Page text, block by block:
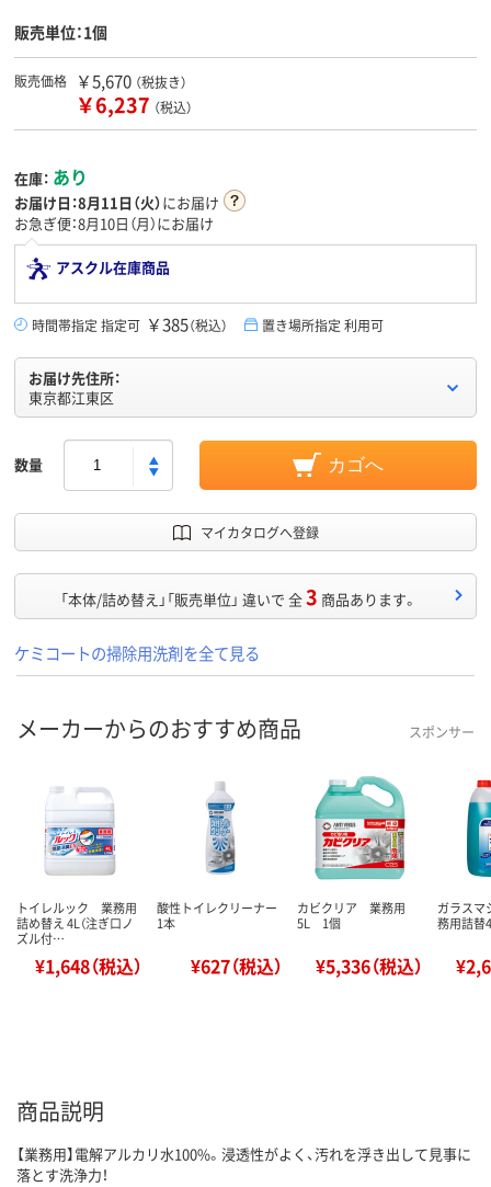
販売単位：1個
販売価格 ￥5,670 （税抜き）
￥6,237 （税込）
在庫： あり
お届け日：8月11日（火）にお届け
お急ぎ便：8月10日（月）にお届け
アスクル在庫商品
時間帯指定 指定可 ￥385（税込） 置き場所指定 利用可
お届け先住所：
東京都江東区
数量 カゴへ
マイカタログへ登録
「本体/詰め替え」「販売単位」 違いで 全3 商品あります。
ケミコートの掃除用洗剤を全て見る
メーカーからのおすすめ商品 スポンサー
トイレルック 業務用
詰め替え 4L（注ぎ口ノ
ズル付…
¥1,648（税込）
酸性トイレクリーナー
1本
¥627（税込）
カビクリア 業務用
5L 1個
¥5,336（税込）
ガラスマ
務用詰替
商品説明
【業務用】電解アルカリ水100%。浸透性がよく、汚れを浮き出して見事に
落とす洗浄力！